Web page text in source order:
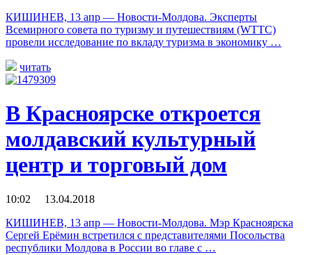
КИШИНЕВ, 13 апр — Новости-Молдова. Эксперты
Всемирного совета по туризму и путешествиям (WTTC)
провели исследование по вкладу туризма в экономику …
читать
В Красноярске откроется
молдавский культурный
центр и торговый дом
10:02 13.04.2018
КИШИНЕВ, 13 апр — Новости-Молдова. Мэр Красноярска
Сергей Ерёмин встретился с представителями Посольства
республики Молдова в России во главе с …